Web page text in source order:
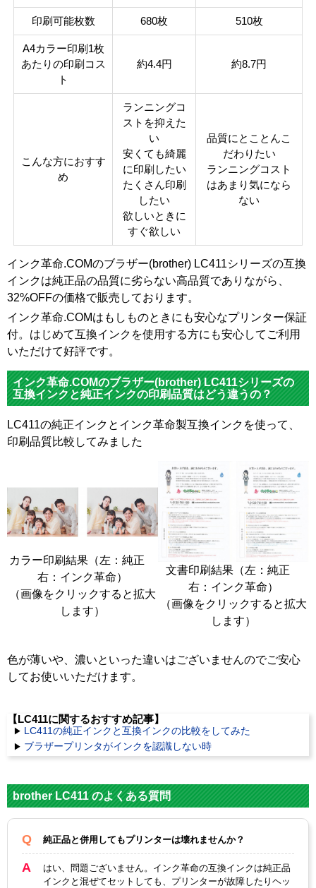
印刷可能枚数 680枚 510枚
A4カラー印刷1枚
あたりの印刷コス
ト
約4.4円 約8.7円
こんな方におすす
め
ランニングコ
ストを抑えた
い
安くても綺麗
に印刷したい
たくさん印刷
したい
欲しいときに
すぐ欲しい
品質にとことんこ
だわりたい
ランニングコスト
はあまり気になら
ない
インク革命.COMのブラザー(brother) LC411シリーズの互換
インクは純正品の品質に劣らない高品質でありながら、
32%OFFの価格で販売しております。
インク革命.COMはもしものときにも安心なプリンター保証
付。はじめて互換インクを使用する方にも安心してご利用
いただけて好評です。
インク革命.COMのブラザー(brother) LC411シリーズの
互換インクと純正インクの印刷品質はどう違うの？
LC411の純正インクとインク革命製互換インクを使って、
印刷品質比較してみました
カラー印刷結果（左：純正
右：インク革命）
（画像をクリックすると拡大
します）
文書印刷結果（左：純正
右：インク革命）
（画像をクリックすると拡大
します）
色が薄いや、濃いといった違いはございませんのでご安心
してお使いいただけます。
【LC411に関するおすすめ記事】
LC411の純正インクと互換インクの比較をしてみた
ブラザープリンタがインクを認識しない時
brother LC411 のよくある質問
純正品と併用してもプリンターは壊れませんか？
はい、問題ございません。インク革命の互換インクは純正品
インクと混ぜてセットしても、プリンターが故障したりヘッ